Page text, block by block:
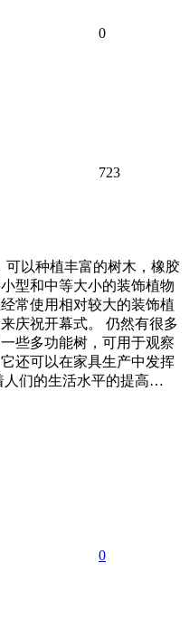
0
723
可以种植丰富的树木，橡胶
型和中等大小的装饰植物
常使用相对较大的装饰植
庆祝开幕式。 仍然有很多
些多功能树，可用于观察
还可以在家具生产中发挥
人们的生活水平的提高…
0